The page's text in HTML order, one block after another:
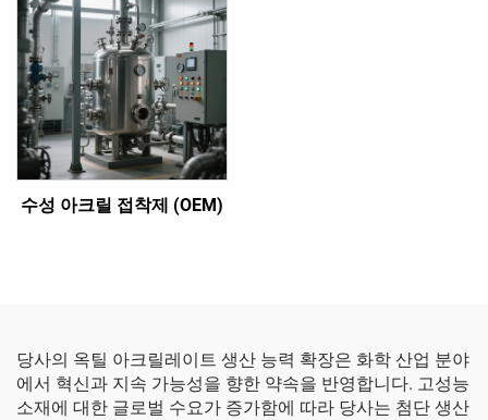
수성 아크릴 접착제 (OEM)
당사의 옥틸 아크릴레이트 생산 능력 확장은 화학 산업 분야
에서 혁신과 지속 가능성을 향한 약속을 반영합니다. 고성능
소재에 대한 글로벌 수요가 증가함에 따라 당사는 첨단 생산